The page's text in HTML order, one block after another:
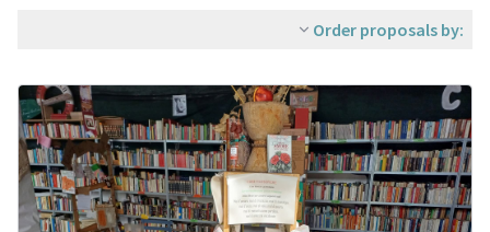
Order proposals by: